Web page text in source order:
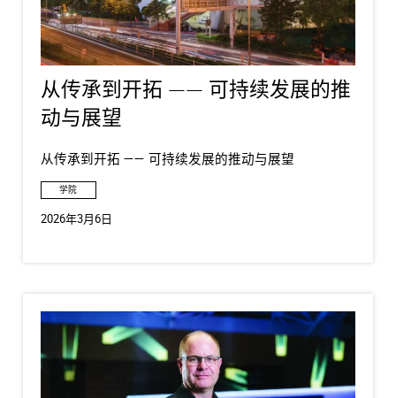
从传承到开拓 —— 可持续发展的推
动与展望
从传承到开拓 —— 可持续发展的推动与展望
学院
2026年3月6日